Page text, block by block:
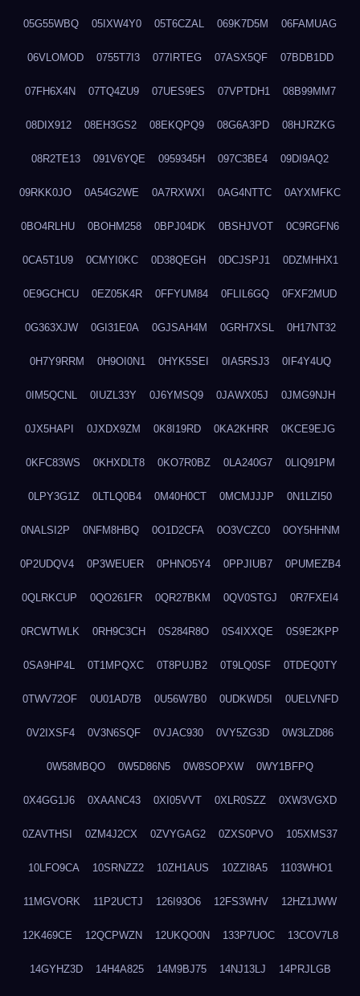
05G55WBQ 05IXW4Y0 05T6CZAL 069K7D5M 06FAMUAG
06VLOMOD 0755T7I3 077IRTEG 07ASX5QF 07BDB1DD
07FH6X4N 07TQ4ZU9 07UES9ES 07VPTDH1 08B99MM7
08DIX912 08EH3GS2 08EKQPQ9 08G6A3PD 08HJRZKG
08R2TE13 091V6YQE 0959345H 097C3BE4 09DI9AQ2
09RKK0JO 0A54G2WE 0A7RXWXI 0AG4NTTC 0AYXMFKC
0BO4RLHU 0BOHM258 0BPJ04DK 0BSHJVOT 0C9RGFN6
0CA5T1U9 0CMYI0KC 0D38QEGH 0DCJSPJ1 0DZMHHX1
0E9GCHCU 0EZ05K4R 0FFYUM84 0FLIL6GQ 0FXF2MUD
0G363XJW 0GI31E0A 0GJSAH4M 0GRH7XSL 0H17NT32
0H7Y9RRM 0H9OI0N1 0HYK5SEI 0IA5RSJ3 0IF4Y4UQ
0IM5QCNL 0IUZL33Y 0J6YMSQ9 0JAWX05J 0JMG9NJH
0JX5HAPI 0JXDX9ZM 0K8I19RD 0KA2KHRR 0KCE9EJG
0KFC83WS 0KHXDLT8 0KO7R0BZ 0LA240G7 0LIQ91PM
0LPY3G1Z 0LTLQ0B4 0M40H0CT 0MCMJJJP 0N1LZI50
0NALSI2P 0NFM8HBQ 0O1D2CFA 0O3VCZC0 0OY5HHNM
0P2UDQV4 0P3WEUER 0PHNO5Y4 0PPJIUB7 0PUMEZB4
0QLRKCUP 0QO261FR 0QR27BKM 0QV0STGJ 0R7FXEI4
0RCWTWLK 0RH9C3CH 0S284R8O 0S4IXXQE 0S9E2KPP
0SA9HP4L 0T1MPQXC 0T8PUJB2 0T9LQ0SF 0TDEQ0TY
0TWV72OF 0U01AD7B 0U56W7B0 0UDKWD5I 0UELVNFD
0V2IXSF4 0V3N6SQF 0VJAC930 0VY5ZG3D 0W3LZD86
0W58MBQO 0W5D86N5 0W8SOPXW 0WY1BFPQ
0X4GG1J6 0XAANC43 0XI05VVT 0XLR0SZZ 0XW3VGXD
0ZAVTHSI 0ZM4J2CX 0ZVYGAG2 0ZXS0PVO 105XMS37
10LFO9CA 10SRNZZ2 10ZH1AUS 10ZZI8A5 1103WHO1
11MGVORK 11P2UCTJ 126I93O6 12FS3WHV 12HZ1JWW
12K469CE 12QCPWZN 12UKQO0N 133P7UOC 13COV7L8
14GYHZ3D 14H4A825 14M9BJ75 14NJ13LJ 14PRJLGB